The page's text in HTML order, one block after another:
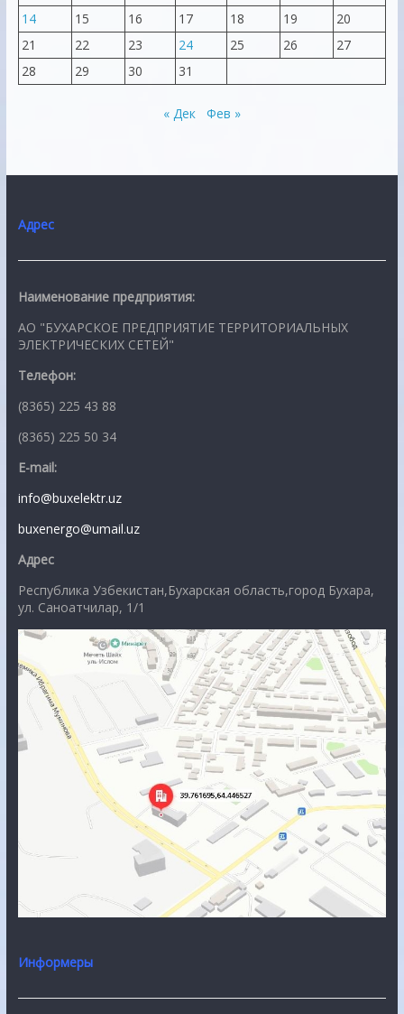
14
15 16 17 18 19
20
21
22 23 24 25 26
27
28
29 30 31
« Дек Фев »
Адрес
Наименование предприятия:
АО "БУХАРСКОЕ ПРЕДПРИЯТИЕ ТЕРРИТОРИАЛЬНЫХ
ЭЛЕКТРИЧЕСКИХ СЕТЕЙ"
Телефон:
(8365) 225 43 88
(8365) 225 50 34
E-mail:
info@buxelektr.uz
buxenergo@umail.uz
Адрес
Республика Узбекистан,Бухарская область,город Бухара,
ул. Саноатчилар, 1/1
Информеры